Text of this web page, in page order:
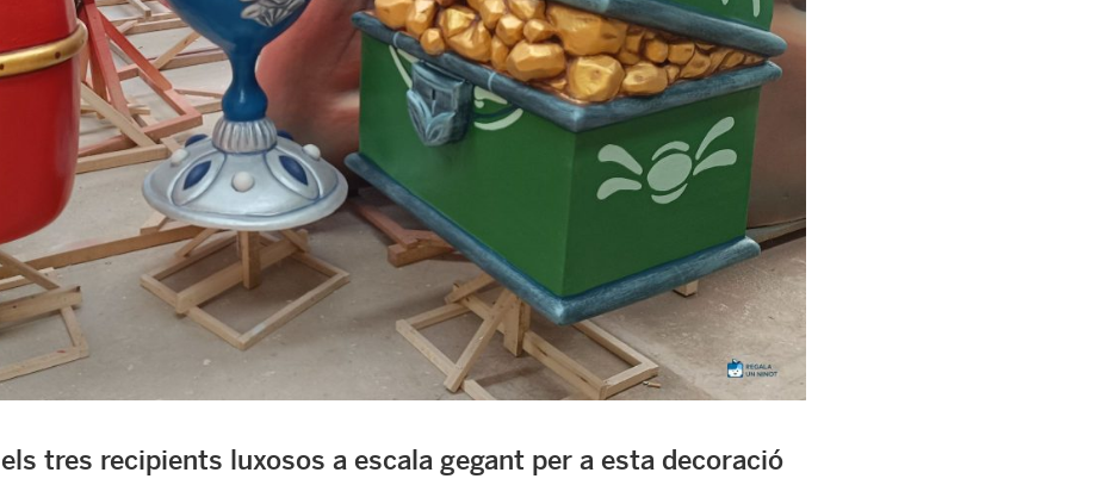
tres recipients luxosos a escala gegant per a esta decoració